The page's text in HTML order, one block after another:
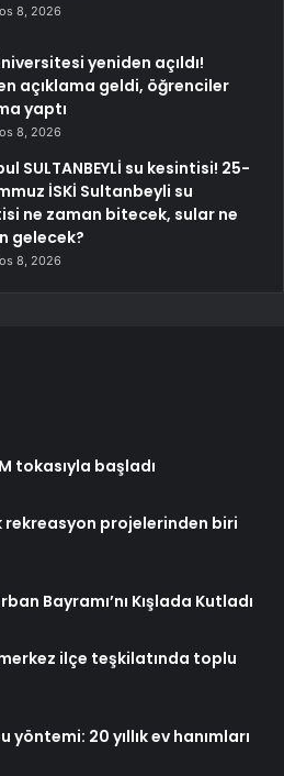
8, 2026
yeniden açıldı!
açıklama geldi, öğrenciler
yaptı
8, 2026
SULTANBEYLİ su kesintisi! 25-
İSKİ Sultanbeyli su
ne zaman bitecek, sular ne
gelecek?
8, 2026
tokasıyla başladı
rekreasyon projelerinden biri
Bayramı’nı Kışlada Kutladı
merkez ilçe teşkilatında toplu
20 yıllık ev hanımları